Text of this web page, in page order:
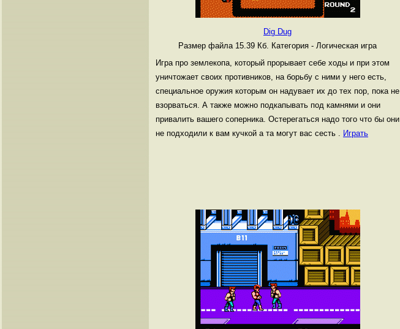
Dig Dug
Размер файла 15.39 Кб. Категория - Логическая игра
Игра про землекопа, который прорывает себе ходы и при этом
уничтожает своих противников, на борьбу с ними у него есть,
специальное оружия которым он надувает их до тех пор, пока не
взорваться. А также можно подкапывать под камнями и они
привалить вашего соперника. Остерегаться надо того что бы они
не подходили к вам кучкой а та могут вас сесть . Играть